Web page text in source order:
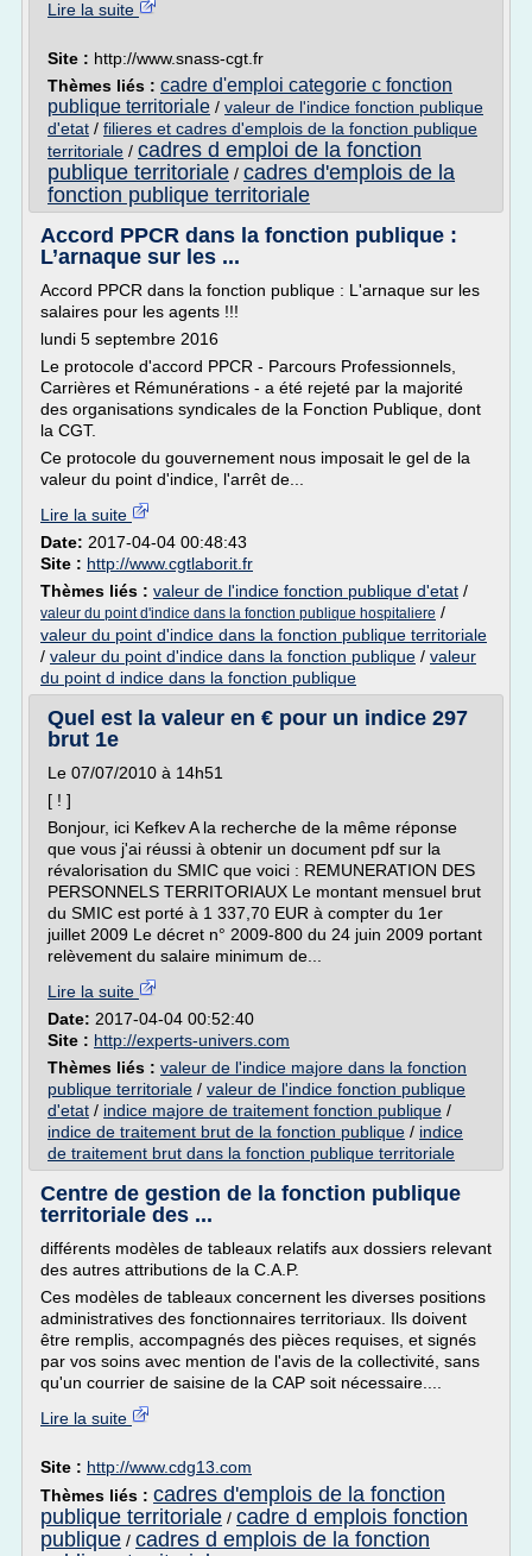
Lire la suite
Site : http://www.snass-cgt.fr
Thèmes liés : cadre d'emploi categorie c fonction
publique territoriale / valeur de l'indice fonction publique
d'etat / filieres et cadres d'emplois de la fonction publique
territoriale / cadres d emploi de la fonction
publique territoriale / cadres d'emplois de la
fonction publique territoriale
Accord PPCR dans la fonction publique :
L’arnaque sur les ...
Accord PPCR dans la fonction publique : L'arnaque sur les
salaires pour les agents !!!
lundi 5 septembre 2016
Le protocole d'accord PPCR - Parcours Professionnels,
Carrières et Rémunérations - a été rejeté par la majorité
des organisations syndicales de la Fonction Publique, dont
la CGT.
Ce protocole du gouvernement nous imposait le gel de la
valeur du point d'indice, l'arrêt de...
Lire la suite
Date: 2017-04-04 00:48:43
Site : http://www.cgtlaborit.fr
Thèmes liés : valeur de l'indice fonction publique d'etat /
valeur du point d'indice dans la fonction publique hospitaliere /
valeur du point d'indice dans la fonction publique territoriale
/ valeur du point d'indice dans la fonction publique / valeur
du point d indice dans la fonction publique
Quel est la valeur en € pour un indice 297
brut 1e
Le 07/07/2010 à 14h51
[ ! ]
Bonjour, ici Kefkev A la recherche de la même réponse
que vous j'ai réussi à obtenir un document pdf sur la
révalorisation du SMIC que voici : REMUNERATION DES
PERSONNELS TERRITORIAUX Le montant mensuel brut
du SMIC est porté à 1 337,70 EUR à compter du 1er
juillet 2009 Le décret n° 2009-800 du 24 juin 2009 portant
relèvement du salaire minimum de...
Lire la suite
Date: 2017-04-04 00:52:40
Site : http://experts-univers.com
Thèmes liés : valeur de l'indice majore dans la fonction
publique territoriale / valeur de l'indice fonction publique
d'etat / indice majore de traitement fonction publique /
indice de traitement brut de la fonction publique / indice
de traitement brut dans la fonction publique territoriale
Centre de gestion de la fonction publique
territoriale des ...
différents modèles de tableaux relatifs aux dossiers relevant
des autres attributions de la C.A.P.
Ces modèles de tableaux concernent les diverses positions
administratives des fonctionnaires territoriaux. Ils doivent
être remplis, accompagnés des pièces requises, et signés
par vos soins avec mention de l'avis de la collectivité, sans
qu'un courrier de saisine de la CAP soit nécessaire....
Lire la suite
Site : http://www.cdg13.com
Thèmes liés : cadres d'emplois de la fonction
publique territoriale / cadre d emplois fonction
publique / cadres d emplois de la fonction